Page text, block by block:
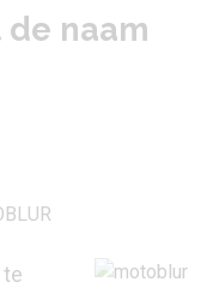
naam